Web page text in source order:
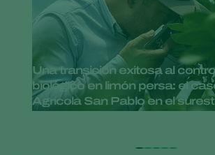
Una transición exitosa al
biológico en limón persa: el
Agrícola San Pablo en el